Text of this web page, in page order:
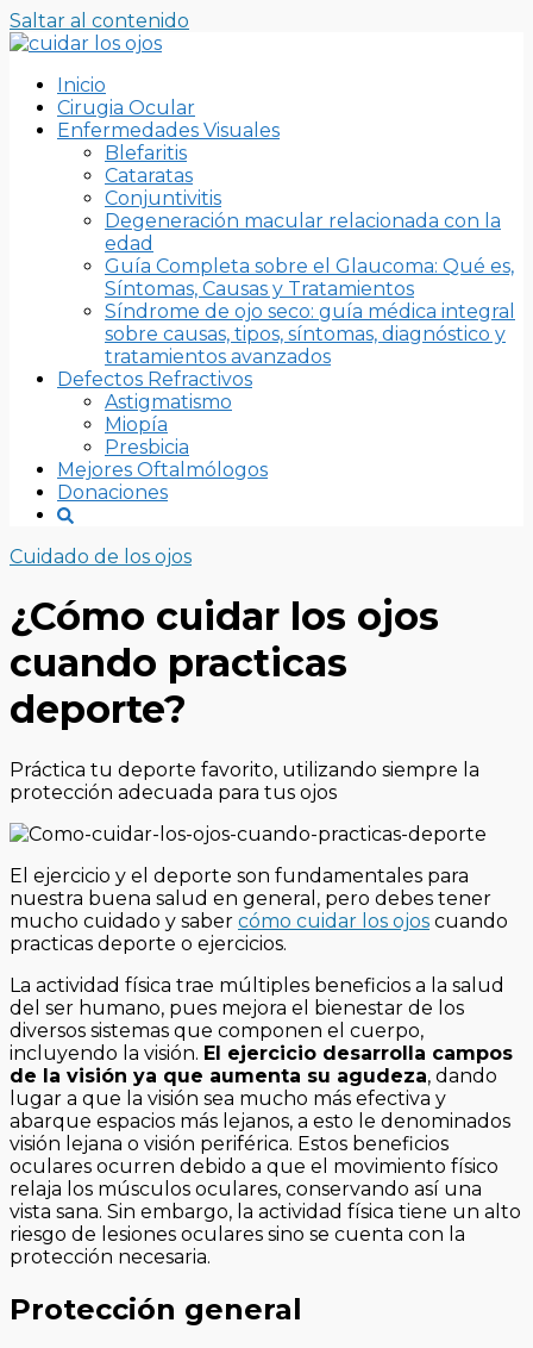
Saltar al contenido
Inicio
Cirugia Ocular
Enfermedades Visuales
Blefaritis
Cataratas
Conjuntivitis
Degeneración macular relacionada con la
edad
Guía Completa sobre el Glaucoma: Qué es,
Síntomas, Causas y Tratamientos
Síndrome de ojo seco: guía médica integral
sobre causas, tipos, síntomas, diagnóstico y
tratamientos avanzados
Defectos Refractivos
Astigmatismo
Miopía
Presbicia
Mejores Oftalmólogos
Donaciones
Cuidado de los ojos
¿Cómo cuidar los ojos
cuando practicas
deporte?
Práctica tu deporte favorito, utilizando siempre la
protección adecuada para tus ojos
El ejercicio y el deporte son fundamentales para
nuestra buena salud en general, pero debes tener
mucho cuidado y saber cómo cuidar los ojos cuando
practicas deporte o ejercicios.
La actividad física trae múltiples beneficios a la salud
del ser humano, pues mejora el bienestar de los
diversos sistemas que componen el cuerpo,
incluyendo la visión. El ejercicio desarrolla campos
de la visión ya que aumenta su agudeza, dando
lugar a que la visión sea mucho más efectiva y
abarque espacios más lejanos, a esto le denominados
visión lejana o visión periférica. Estos beneficios
oculares ocurren debido a que el movimiento físico
relaja los músculos oculares, conservando así una
vista sana. Sin embargo, la actividad física tiene un alto
riesgo de lesiones oculares sino se cuenta con la
protección necesaria.
Protección general